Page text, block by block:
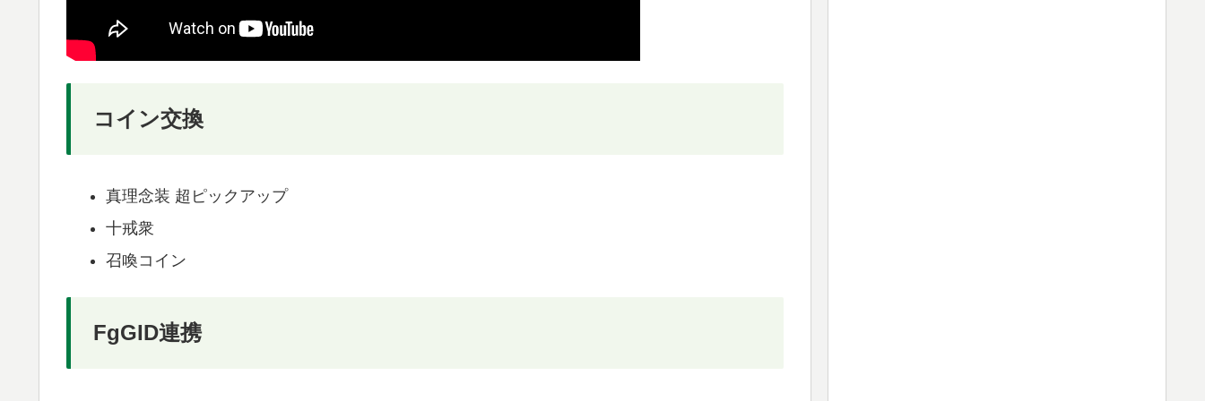
コイン交換
真理念装 超ピックアップ
十戒衆
召喚コイン
FgGID連携